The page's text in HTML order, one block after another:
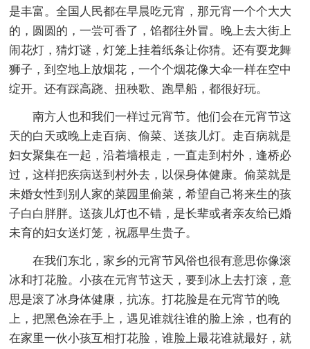
是丰富。全国人民都在早晨吃元宵，那元宵一个个大大
的，圆圆的，一尝可香了，馅都往外冒。晚上去大街上
闹花灯，猜灯谜，灯笼上挂着纸条让你猜。还有耍龙舞
狮子，到空地上放烟花，一个个烟花像大伞一样在空中
绽开。还有踩高跷、扭秧歌、跑旱船，都很好玩。
南方人也和我们一样过元宵节。他们会在元宵节这
天的白天或晚上走百病、偷菜、送孩儿灯。走百病就是
妇女聚集在一起，沿着墙根走，一直走到村外，逢桥必
过，这样把疾病送到村外去，以保身体健康。偷菜就是
未婚女性到别人家的菜园里偷菜，希望自己将来生的孩
子白白胖胖。送孩儿灯也不错，是长辈或者亲友给已婚
未育的妇女送灯笼，祝愿早生贵子。
在我们东北，家乡的元宵节风俗也很有意思你像滚
冰和打花脸。小孩在元宵节这天，要到冰上去打滚，意
思是滚了冰身体健康，抗冻。打花脸是在元宵节的晚
上，把黑色涂在手上，遇见谁就往谁的脸上涂，也有的
在家里一伙小孩互相打花脸，谁脸上最花谁就最好，就